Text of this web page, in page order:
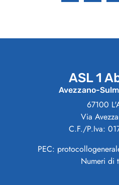
ASL 1
Avezzano-
67100
Via
C.F./P.Iva:
PEC:
Numeri di